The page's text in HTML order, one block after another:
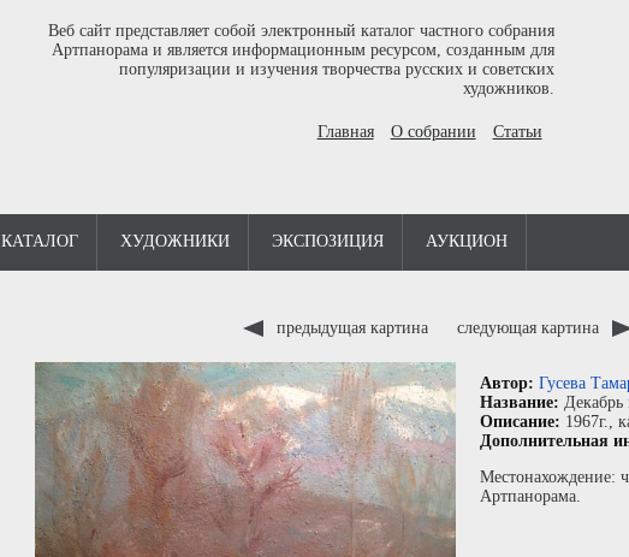
Веб сайт представляет собой электронный каталог частного собрания
Артпанорама и является информационным ресурсом, созданным для
популяризации и изучения творчества русских и советских
художников.
Главная О собрании Статьи
КАТАЛОГ ХУДОЖНИКИ ЭКСПОЗИЦИЯ АУКЦИОН
предыдущая картина следующая картина
Автор: Гусева
Название: Декабрь
Описание: 1967г.,
Дополнительная
Местонахождение:
Артпанорама.